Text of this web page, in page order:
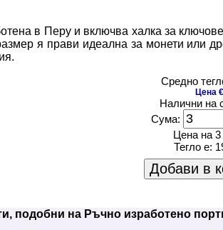
в Перу и включва халка за
я прави идеална за монети
Средно
Цена
Налични на
Сума:
Цена на 3
Тегло е:
Добави в
подобни на Ръчно изработено